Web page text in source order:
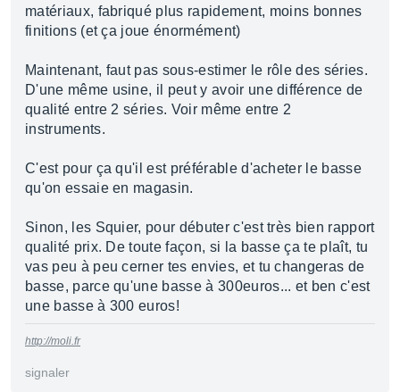
matériaux, fabriqué plus rapidement, moins bonnes
finitions (et ça joue énormément)
Maintenant, faut pas sous-estimer le rôle des séries.
D'une même usine, il peut y avoir une différence de
qualité entre 2 séries. Voir même entre 2
instruments.
C'est pour ça qu'il est préférable d'acheter le basse
qu'on essaie en magasin.
Sinon, les Squier, pour débuter c'est très bien rapport
qualité prix. De toute façon, si la basse ça te plaît, tu
vas peu à peu cerner tes envies, et tu changeras de
basse, parce qu'une basse à 300euros... et ben c'est
une basse à 300 euros!
http://moli.fr
signaler